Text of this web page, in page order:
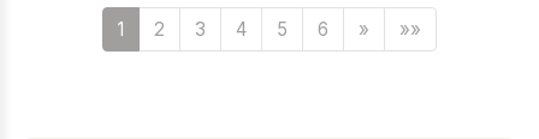
1 2 3 4 5 6 » Sledeća
»»